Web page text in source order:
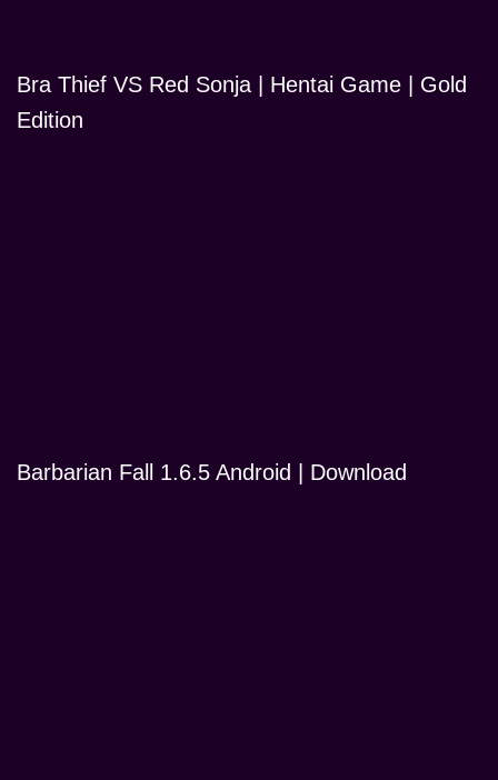
Bra Thief VS Red Sonja | Hentai Game | Gold
Edition
Barbarian Fall 1.6.5 Android | Download